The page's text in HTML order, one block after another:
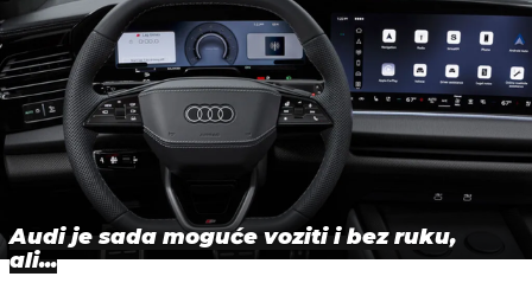
Audi je sada moguće voziti i bez ruku,
ali...